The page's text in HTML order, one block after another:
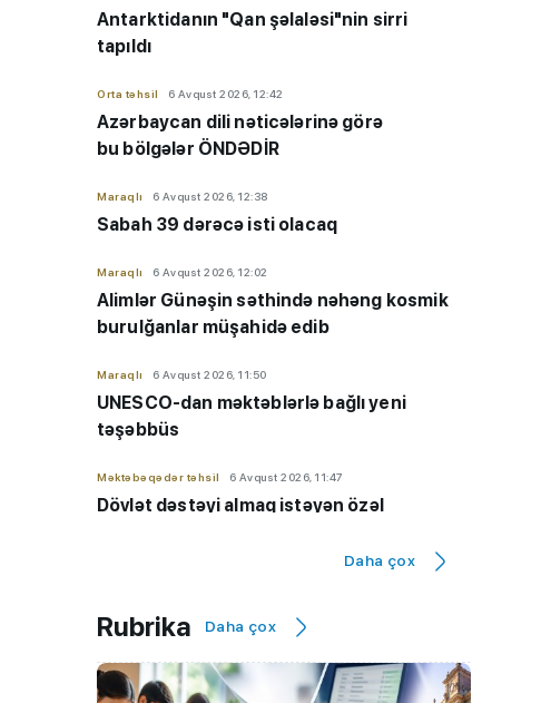
Antarktidanın "Qan şəlaləsi"nin sirri
tapıldı
Orta təhsil 6 Avqust 2026, 12:42
Azərbaycan dili nəticələrinə görə
bu bölgələr ÖNDƏDİR
Maraqlı 6 Avqust 2026, 12:38
Sabah 39 dərəcə isti olacaq
Maraqlı 6 Avqust 2026, 12:02
Alimlər Günəşin səthində nəhəng kosmik
burulğanlar müşahidə edib
Maraqlı 6 Avqust 2026, 11:50
UNESCO-dan məktəblərlə bağlı yeni
təşəbbüs
Məktəbəqədər təhsil 6 Avqust 2026, 11:47
Dövlət dəstəyi almaq istəyən özəl
qaydaların tətbiqinə ehtiyac var"
Hadisə 6 Avqust 2026, 11:20
Daha çox
Rubrika Daha çox